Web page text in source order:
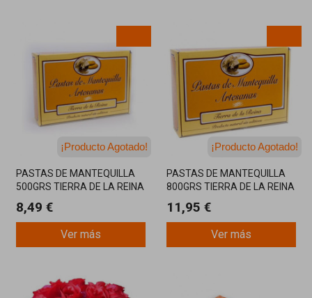
¡Última unidad!
¡Producto Agotado!
PASTAS DE MANTEQUILLA
500GRS TIERRA DE LA REINA
8,49 €
Ver más
¡Última unidad!
¡Producto Agotado!
PASTAS DE MANTEQUILLA
800GRS TIERRA DE LA REINA
11,95 €
Ver más